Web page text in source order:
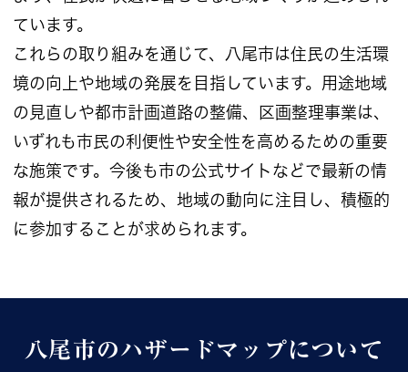
ています。
これらの取り組みを通じて、八尾市は住民の生活環
境の向上や地域の発展を目指しています。用途地域
の見直しや都市計画道路の整備、区画整理事業は、
いずれも市民の利便性や安全性を高めるための重要
な施策です。今後も市の公式サイトなどで最新の情
報が提供されるため、地域の動向に注目し、積極的
に参加することが求められます。
八尾市のハザードマップについて